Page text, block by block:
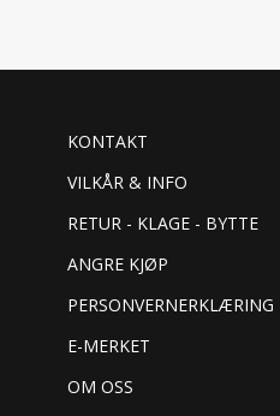
KONTAKT
VILKÅR & INFO
RETUR - KLAGE - BYTTE
ANGRE KJØP
PERSONVERNERKLÆRING
E-MERKET
OM OSS